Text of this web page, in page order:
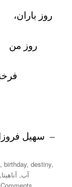
روز باران،
روز من
فرخنده
– سهيل
,birthday,destiny,
آب, آناهیتا,